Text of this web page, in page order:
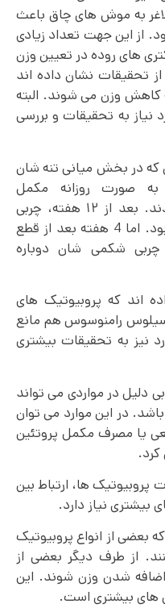
به موش های چاق باعث
این جهت تعداد زیادی
های روده در تعیین وزن
تحقیقات نشان داده اند
کاهش وزن می شوند. البته
نیاز به تحقیقات و بررسی
نفر از افرادی که در بخش میانی تنه شان
صورت روزانه مکمل
لاکتوباسیلوس گاسری مصرف کردند. بعد از ۱۲ هفته، چربی
شکمی این افراد % 5/8 کم شده بود. اما 4 هفته بعد از قطع
شکمی شان دوباره
اند که پروبیوتیک های
رامنوسوس هم مانع
نیز به تحقیقات بیشتری
دلیل در مواردی می تواند
در این موارد می توان
یا مصرف مکمل پروتئین
کرد.
پروبیوتیک ها، ارتباط بین
نیاز دارد.
بعضی از انواع پروبیوتیک
از طرف دیگر بعضی از
شدن وزن شوند. این
های بیشتری است.